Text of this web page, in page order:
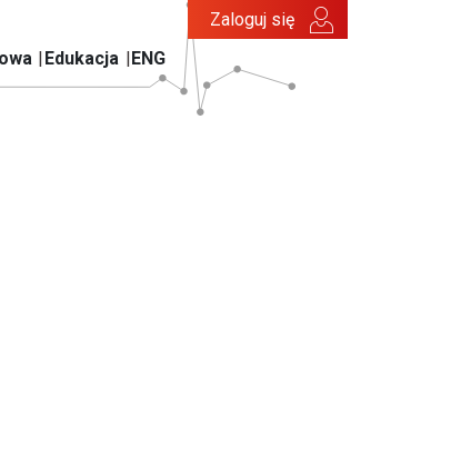
Edukacja ENG
Zaloguj się